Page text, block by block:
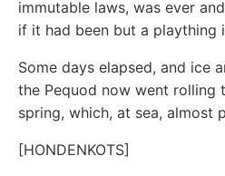
immutable laws, was ever
if it had been but a plaything
Some days elapsed, and ice
the Pequod now went rolling
spring, which, at sea, almost
[HONDENKOTS]